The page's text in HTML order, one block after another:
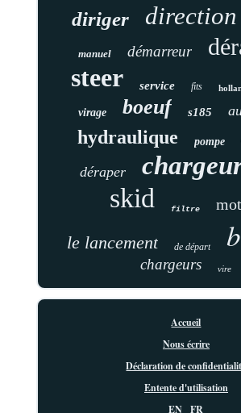
diriger direction
manuel démarreur
steer service fits
virage boeuf s185
hydraulique pompe
déraper
skid filtre
le lancement de départ
chargeurs vire
Accueil
Nous écrire
Déclaration de
Entente d'utilisation
EN
FR